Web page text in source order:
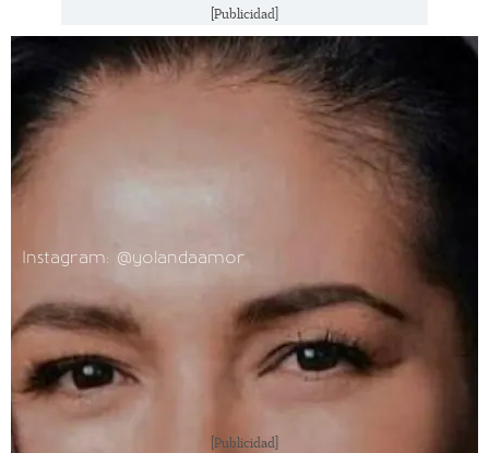
[Publicidad]
Instagram: @yolandaamor
[Publicidad]